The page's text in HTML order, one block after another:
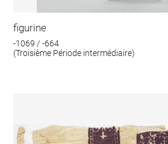
figurine
-1069 / -664
(Troisième Période intermédiaire)